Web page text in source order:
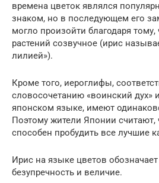
времена цветок являлся
знаком, но в последующем его
могло произойти благодаря тому,
растений созвучное (ирис
лилией»).
Кроме того, иероглифы,
словосочетанию «воинский дух»
японском языке, имеют
Поэтому жители Японии считают,
способен пробудить все лучшие
Ирис на языке цветов обозначает
безупречность и величие.